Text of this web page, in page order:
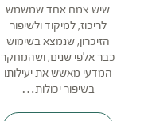
שיש צמח אחד שמשמש
לריכוז, למיקוד ולשיפור
הזיכרון, שנמצא בשימוש
כבר אלפי שנים, ושהמחקר
המדעי מאשש את יעילותו
בשיפור יכולות…